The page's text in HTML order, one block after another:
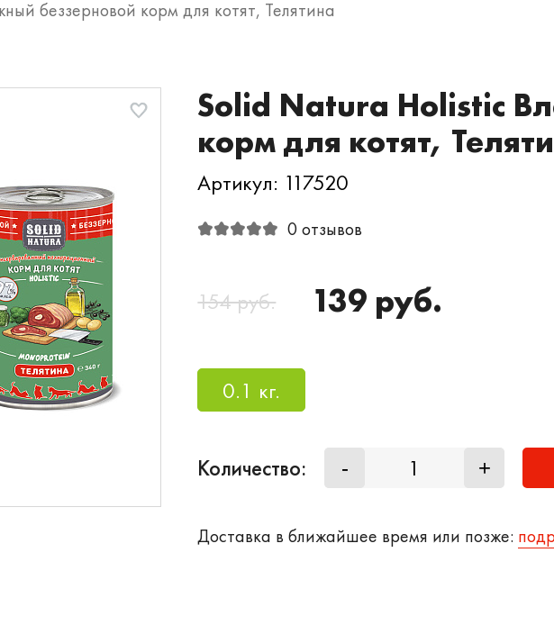
беззерновой корм для котят, Телятина
Solid Natura Holistic
корм для котят,
Артикул: 117520
0 отзывов
154 руб. 139 руб.
0.1 кг.
Количество: - +
Доставка в ближайшее время или позже: